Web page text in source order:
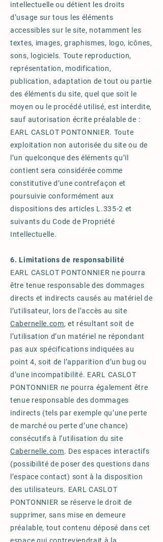
intellectuelle ou détient les droits
d’usage sur tous les éléments
accessibles sur le site, notamment les
textes, images, graphismes, logo, icônes,
sons, logiciels. Toute reproduction,
représentation, modification,
publication, adaptation de tout ou partie
des éléments du site, quel que soit le
moyen ou le procédé utilisé, est interdite,
sauf autorisation écrite préalable de :
EARL CASLOT PONTONNIER. Toute
exploitation non autorisée du site ou de
l’un quelconque des éléments qu’il
contient sera considérée comme
constitutive d’une contrefaçon et
poursuivie conformément aux
dispositions des articles L.335-2 et
suivants du Code de Propriété
Intellectuelle.
6. Limitations de responsabilité
EARL CASLOT PONTONNIER ne pourra
être tenue responsable des dommages
directs et indirects causés au matériel de
l’utilisateur, lors de l’accès au site
Cabernelle.com, et résultant soit de
l’utilisation d’un matériel ne répondant
pas aux spécifications indiquées au
point 4, soit de l’apparition d’un bug ou
d’une incompatibilité. EARL CASLOT
PONTONNIER ne pourra également être
tenue responsable des dommages
indirects (tels par exemple qu’une perte
de marché ou perte d’une chance)
consécutifs à l’utilisation du site
Cabernelle.com. Des espaces interactifs
(possibilité de poser des questions dans
l’espace contact) sont à la disposition
des utilisateurs. EARL CASLOT
PONTONNIER se réserve le droit de
supprimer, sans mise en demeure
préalable, tout contenu déposé dans cet